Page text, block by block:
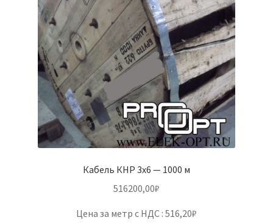
Кабель КНР 3х6 — 1000 м
516200,00₽
Цена за метр с НДС : 516,20₽